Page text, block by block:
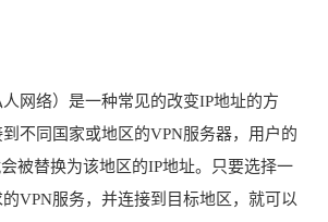
网络）是一种常见的改变IP地址的方
不同国家或地区的VPN服务器，用户的
被替换为该地区的IP地址。只要选择一
VPN服务，并连接到目标地区，就可以